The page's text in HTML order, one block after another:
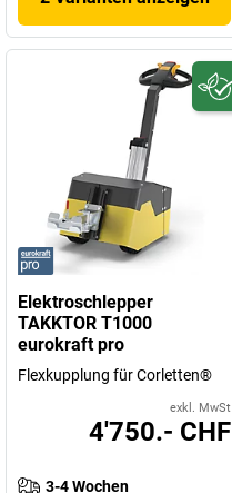
Elektroschlepper
TAKKTOR T1000
eurokraft pro
Flexkupplung für Corletten®
exkl. MwSt
4'750.- CHF
3-4 Wochen